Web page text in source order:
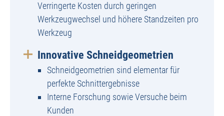
Verringerte Kosten durch geringen
Werkzeugwechsel und höhere Standzeiten pro
Werkzeug
Innovative Schneidgeometrien
Schneidgeometrien sind elementar für
perfekte Schnittergebnisse
Interne Forschung sowie Versuche beim
Kunden